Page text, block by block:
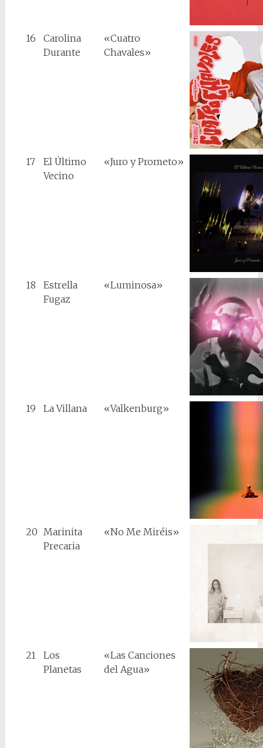
16
Carolina
Durante
«Cuatro
Chavales»
17
El Último
Vecino
«Juro y Prometo»
18
Estrella
Fugaz
«Luminosa»
19 La Villana «Valkenburg»
20 Marinita
Precaria
«No Me Miréis»
21
Los
Planetas
«Las Canciones
del Agua»